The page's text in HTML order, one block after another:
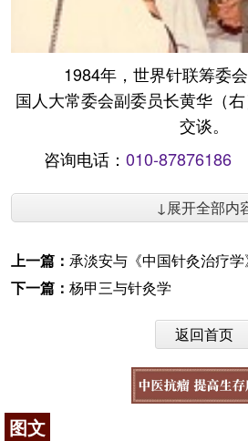
1984年，世界针联筹委
国人大常委会副委员长黄华（
交谈。
咨询电话： 010-87876186
↓展开全部内
上一篇： 承淡安与《中国针灸治疗学
下一篇： 杨甲三与针灸学
返回首页
图文